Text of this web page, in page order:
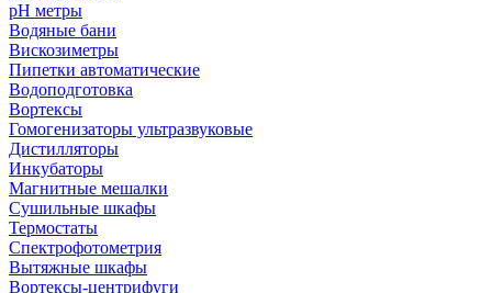
рН метры
Водяные бани
Вискозиметры
Пипетки автоматические
Водоподготовка
Вортексы
Гомогенизаторы ультразвуковые
Дистилляторы
Инкубаторы
Магнитные мешалки
Сушильные шкафы
Термостаты
Спектрофотометрия
Вытяжные шкафы
Вортексы-центрифуги